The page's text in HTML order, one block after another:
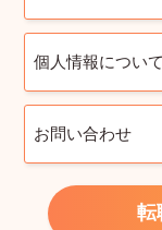
個人情報について
お問い合わせ
転